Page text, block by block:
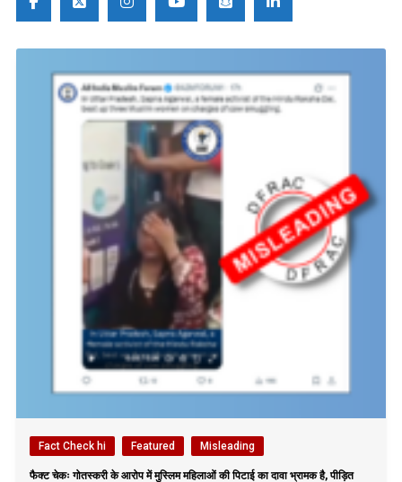
Fact Check hi Featured Misleading
फैक्ट चेकः गोतस्करी के आरोप में मुस्लिम महिलाओं की पिटाई का दावा भ्रामक है, पीड़ित